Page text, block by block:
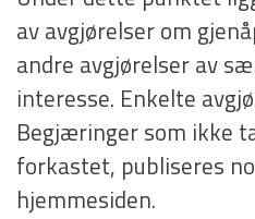
av avgjørelser om
andre avgjørelser av
interesse. Enkelte
Begjæringer som ikke
forkastet, publiseres
hjemmesiden.